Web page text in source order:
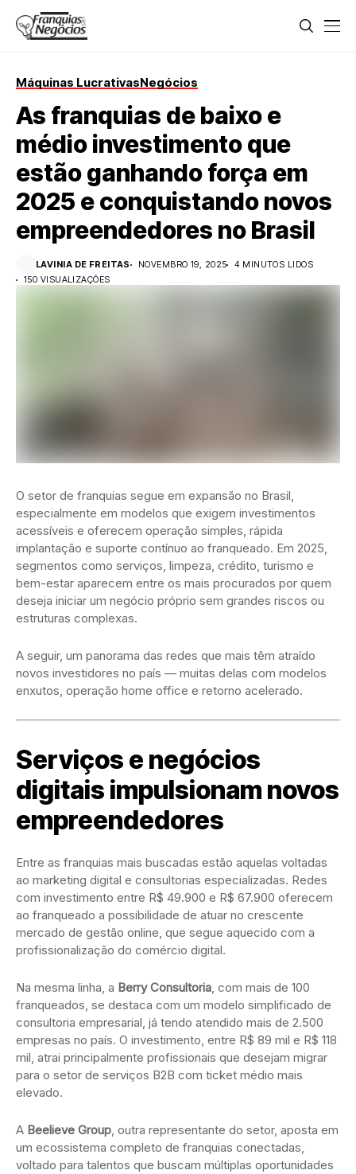
Máquinas LucrativasNegócios
As franquias de baixo e
médio investimento que
estão ganhando força em
2025 e conquistando novos
empreendedores no Brasil
LAVINIA DE FREITAS NOVEMBRO 19, 2025
4 MINUTOS LIDOS
150 VISUALIZAÇÕES
O setor de franquias segue em expansão no Brasil,
especialmente em modelos que exigem investimentos
acessíveis e oferecem operação simples, rápida
implantação e suporte contínuo ao franqueado. Em 2025,
segmentos como serviços, limpeza, crédito, turismo e
bem-estar aparecem entre os mais procurados por quem
deseja iniciar um negócio próprio sem grandes riscos ou
estruturas complexas.
A seguir, um panorama das redes que mais têm atraído
novos investidores no país — muitas delas com modelos
enxutos, operação home office e retorno acelerado.
Serviços e negócios
digitais impulsionam novos
empreendedores
Entre as franquias mais buscadas estão aquelas voltadas
ao marketing digital e consultorias especializadas. Redes
com investimento entre R$ 49.900 e R$ 67.900 oferecem
ao franqueado a possibilidade de atuar no crescente
mercado de gestão online, que segue aquecido com a
profissionalização do comércio digital.
Na mesma linha, a Berry Consultoria, com mais de 100
franqueados, se destaca com um modelo simplificado de
consultoria empresarial, já tendo atendido mais de 2.500
empresas no país. O investimento, entre R$ 89 mil e R$ 118
mil, atrai principalmente profissionais que desejam migrar
para o setor de serviços B2B com ticket médio mais
elevado.
A Beelieve Group, outra representante do setor, aposta em
um ecossistema completo de franquias conectadas,
voltado para talentos que buscam múltiplas oportunidades